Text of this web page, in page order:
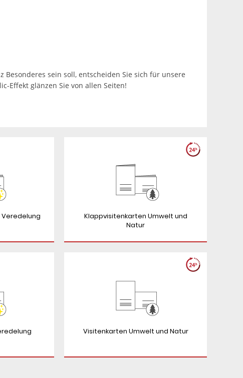
Besonderes sein soll, entscheiden Sie sich für unsere
Effekt glänzen Sie von allen Seiten!
Klappvisitenkarten Umwelt und
Natur
Visitenkarten Umwelt und Natur